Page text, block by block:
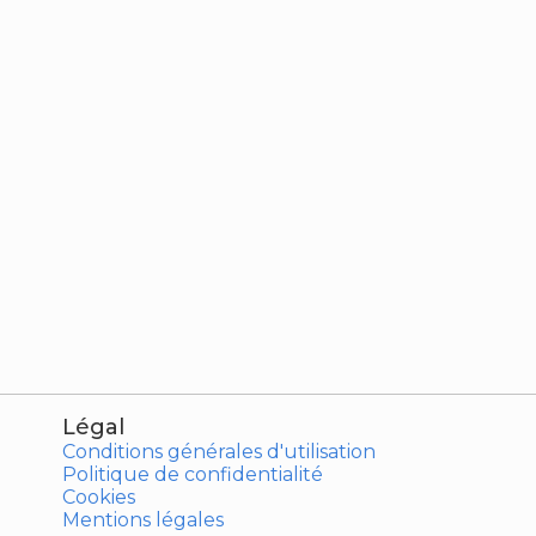
Légal
Conditions générales d'utilisation
Politique de confidentialité
Cookies
Mentions légales